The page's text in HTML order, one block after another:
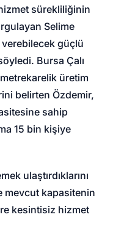
sürekliliğinin
Selime
verebilecek güçlü
Bursa Çalı
üretim
belirten Özdemir,
sahip
15 bin kişiye
ulaştırdıklarını
mevcut kapasitenin
kesintisiz hizmet